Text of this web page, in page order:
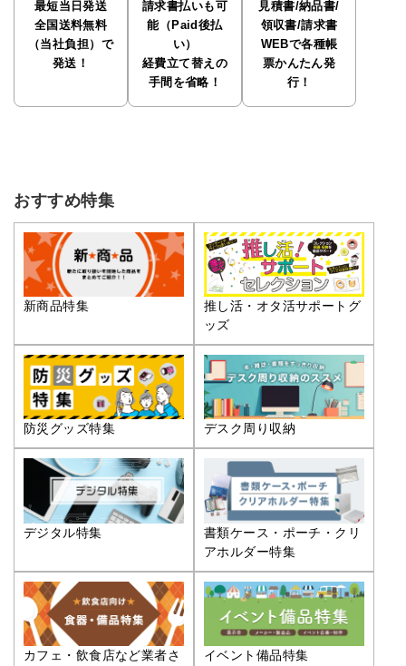
最短当日発送
全国送料無料
（当社負担）で
発送！
請求書払いも可
能（Paid後払
い）
経費立て替えの
手間を省略！
見積書/納品書/
領収書/請求書
WEBで各種帳
票かんたん発
行！
おすすめ特集
新商品特集
推し活・オタ活サポートグ
ッズ
防災グッズ特集 デスク周り収納
デジタル特集
書類ケース・ポーチ・クリ
アホルダー特集
カフェ・飲食店など業者さ
イベント備品特集